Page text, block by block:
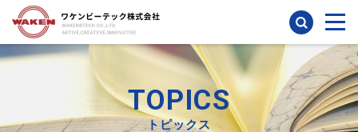
検索
TOPICS
トピックス